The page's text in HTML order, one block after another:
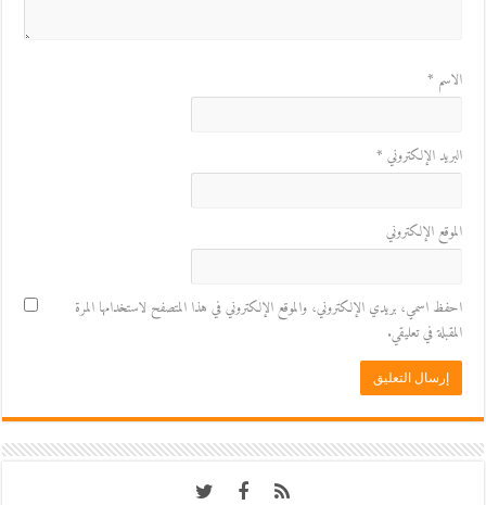
الاسم *
البريد الإلكتروني *
الموقع الإلكتروني
احفظ اسمي، بريدي الإلكتروني، والموقع الإلكتروني في هذا المتصفح لاستخدامها المرة
المقبلة في تعليقي.